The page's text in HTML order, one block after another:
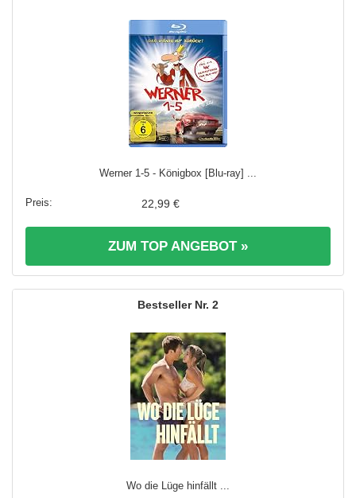
Werner 1-5 - Königbox [Blu-ray] ...
22,99 €
ZUM TOP ANGEBOT »
2
Wo die Lüge hinfällt ...